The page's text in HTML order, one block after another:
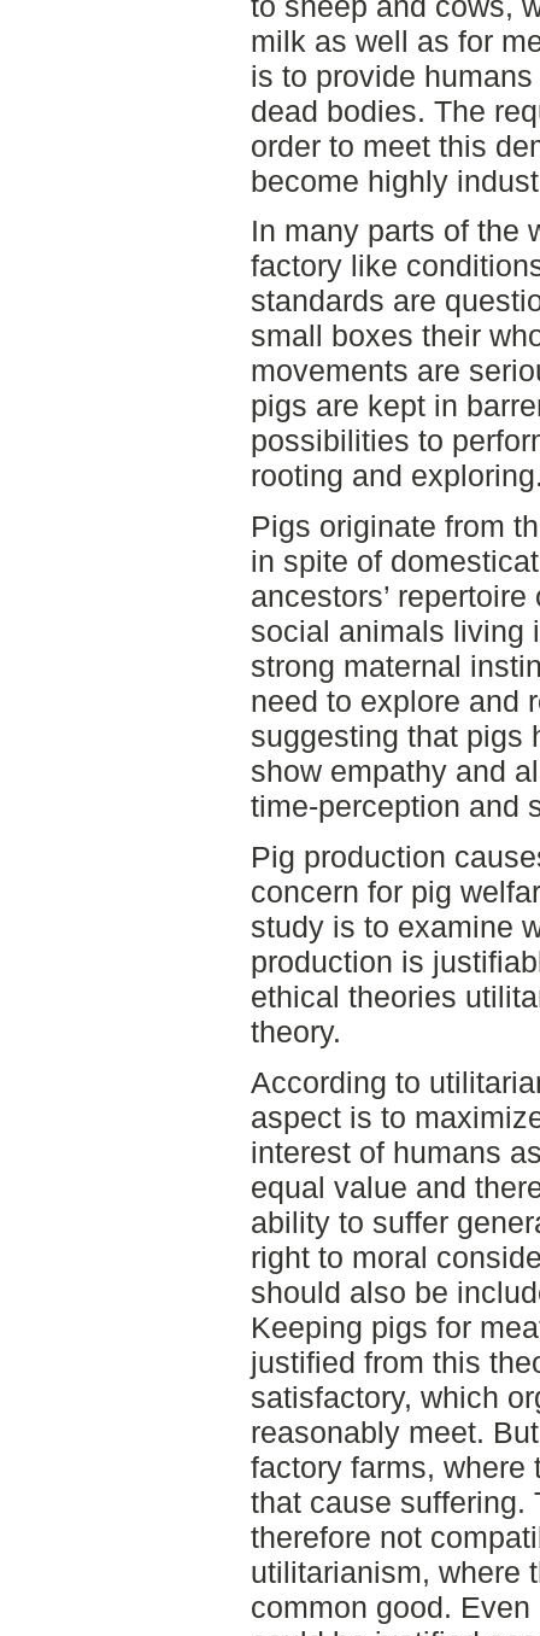
milk as well as for
is to provide
dead bodies. The
order to meet this
become highly
In many parts of the
factory like
standards are
small boxes their
movements are
pigs are kept in
possibilities to
rooting and
Pigs originate from
in spite of
ancestors’
social animals living
strong maternal
need to explore and
suggesting that pigs
show empathy and
time-perception and
Pig production
concern for pig
study is to examine
production is
ethical theories
theory.
According to
aspect is to
interest of humans
equal value and
ability to suffer
right to moral
should also be
Keeping pigs for
justified from this
satisfactory, which
reasonably meet.
factory farms, where
that cause suffering.
therefore not
utilitarianism, where
common good.